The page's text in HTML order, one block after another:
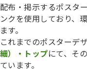
配布・掲示するポスタ
ンクを使用しており、
ます。
これまでのポスターデ
細）・トップにて、そ
ています。